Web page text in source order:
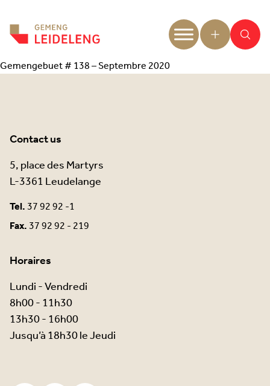
Gemengebuet # 138 – Septembre 2020
Contact us
5, place des Martyrs
L-3361 Leudelange
Tel.37 92 92 -1
Fax.37 92 92 - 219
Horaires
Lundi - Vendredi
8h00 - 11h30
13h30 - 16h00
Jusqu’à 18h30 le Jeudi